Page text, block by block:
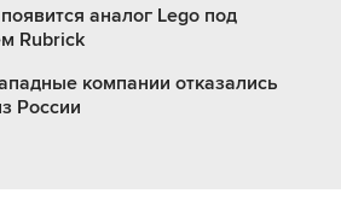
аналог Lego под
Rubrick
компании отказались
России